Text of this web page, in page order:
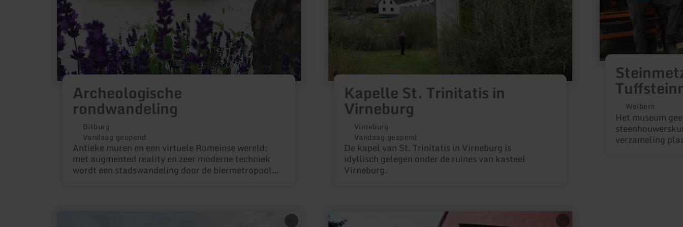
Archeologische
rondwandeling
Bitburg
Vandaag geopend
Antieke muren en een virtuele Romeinse wereld:
met augmented reality en zeer moderne techniek
wordt een stadswandeling door de biermetropool
Kapelle St. Trinitatis in
Virneburg
Virneburg
Vandaag geopend
De kapel van St. Trinitatis in Virneburg is
idyllisch gelegen onder de ruïnes van kasteel
Virneburg.
Weibern
Het museum
verzameling
meer
informatie